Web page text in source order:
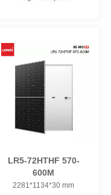
LR5-72HTHF 570-
600M
2281*1134*30 mm